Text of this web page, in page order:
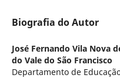
Biografia do Autor
José Fernando Vila Nova
do Vale do São Francisco
Departamento de